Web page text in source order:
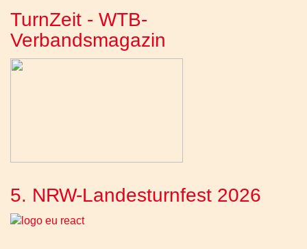
TurnZeit - WTB-
Verbandsmagazin
5. NRW-Landesturnfest 2026